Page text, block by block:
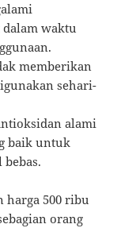
waktu
memberikan
sehari-
alami
baik untuk
harga 500 ribu
orang